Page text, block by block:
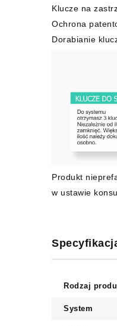
Klucze na
Ochrona
Dorabianie
Produkt
w ustawie
Rodzaj
System